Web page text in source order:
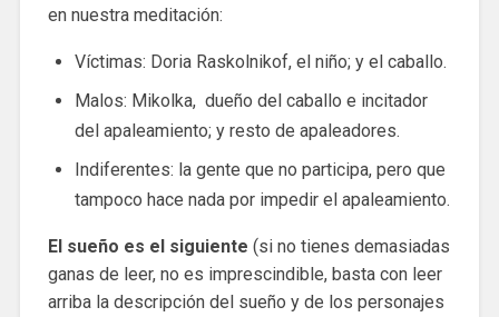
en nuestra meditación:
Víctimas: Doria Raskolnikof, el niño; y el caballo.
Malos: Mikolka, dueño del caballo e incitador
del apaleamiento; y resto de apaleadores.
Indiferentes: la gente que no participa, pero que
tampoco hace nada por impedir el apaleamiento.
El sueño es el siguiente (si no tienes demasiadas
ganas de leer, no es imprescindible, basta con leer
arriba la descripción del sueño y de los personajes